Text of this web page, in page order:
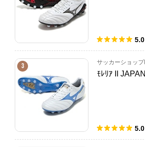
5.0
3 サッカーショッ
ﾓﾚﾘｱ II JAPAN
5.0